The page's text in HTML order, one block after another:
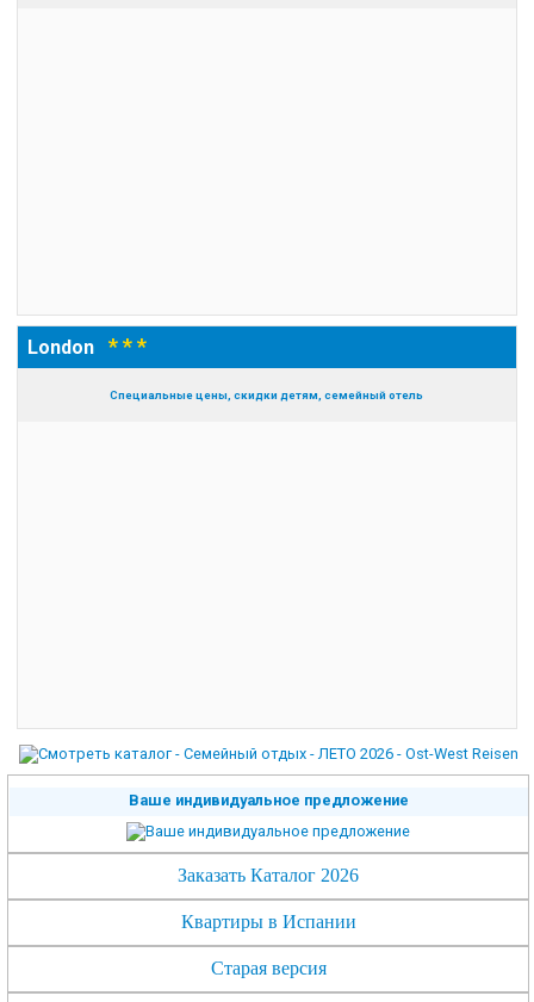
London* * *
Специальные цены, скидки детям, семейный отель
Ваше индивидуальное предложение
Заказать Каталог 2026
Квартиры в Испании
Старая версия